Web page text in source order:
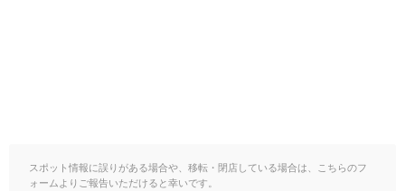
スポット情報に誤りがある場合や、移転・閉店している場合は、こちらのフ
ォームよりご報告いただけると幸いです。